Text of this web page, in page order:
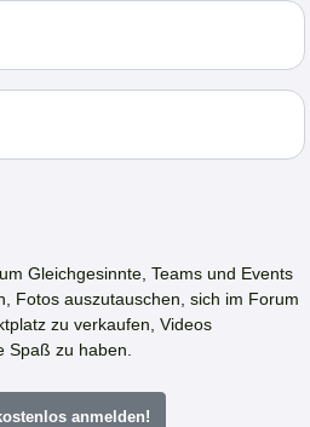
Gleichgesinnte, Teams und Events
Fotos auszutauschen, sich im Forum
zu verkaufen, Videos
Spaß zu haben.
anmelden!